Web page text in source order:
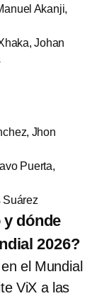
Akanji,
Johan
Jhon
Puerta,
Suárez
dónde
2026?
el Mundial
ViX a las